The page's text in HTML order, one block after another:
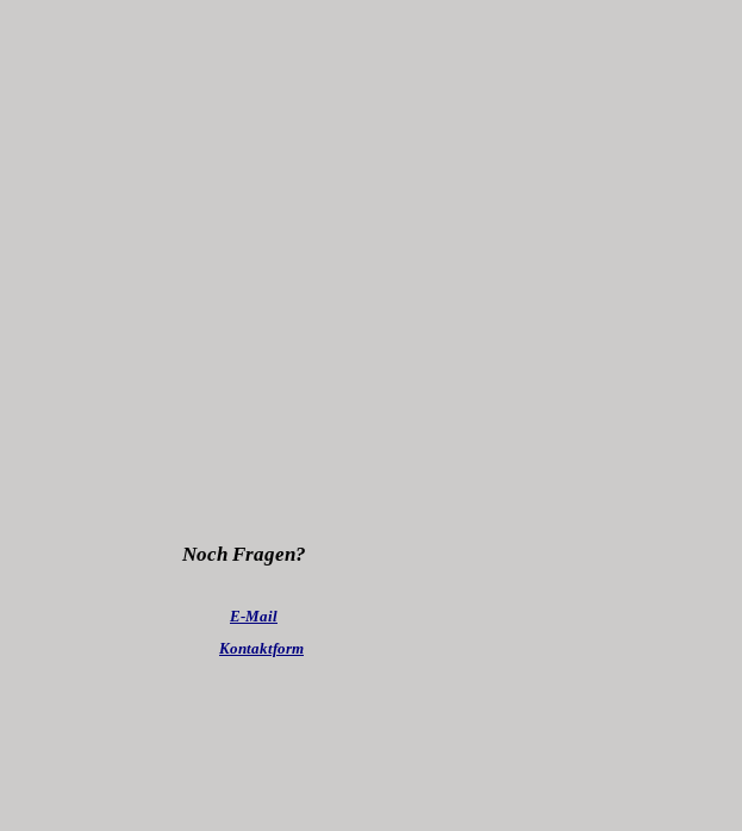
Noch Fragen?
E-Mail
Kontaktform